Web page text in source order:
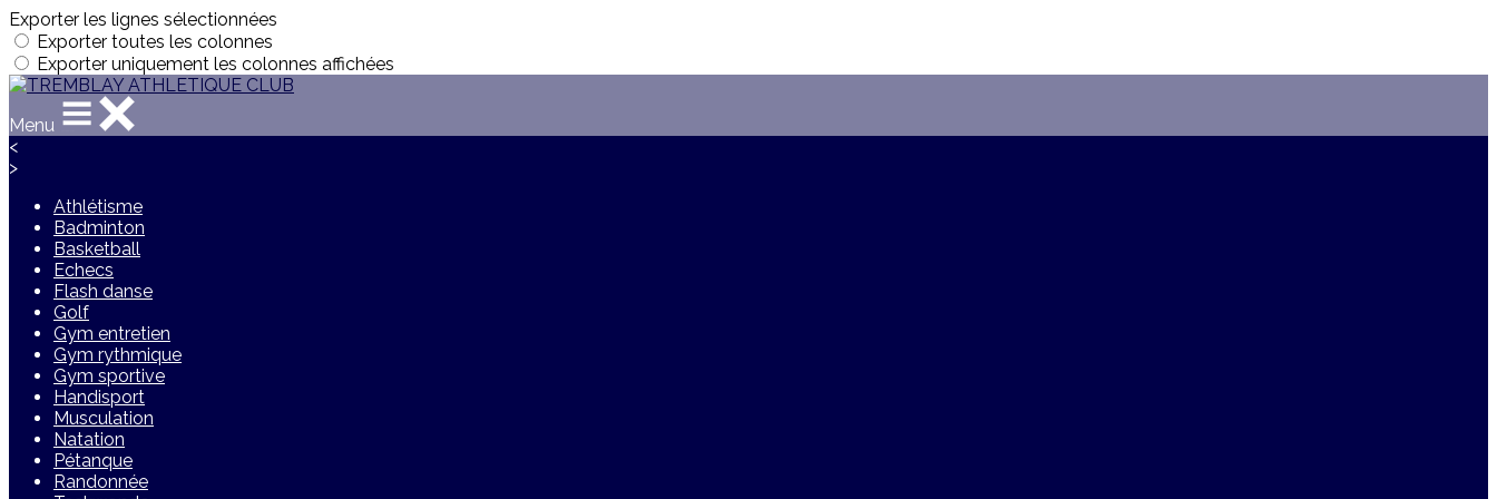
Exporter les lignes sélectionnées
Exporter toutes les colonnes
Exporter uniquement les colonnes affichées
Menu
<
>
Athlétisme
Badminton
Basketball
Echecs
Flash danse
Golf
Gym entretien
Gym rythmique
Gym sportive
Handisport
Musculation
Natation
Pétanque
Randonnée